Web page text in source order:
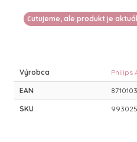
Ľutujeme, ale produkt je
Výrobca Philips
EAN
SKU 993025